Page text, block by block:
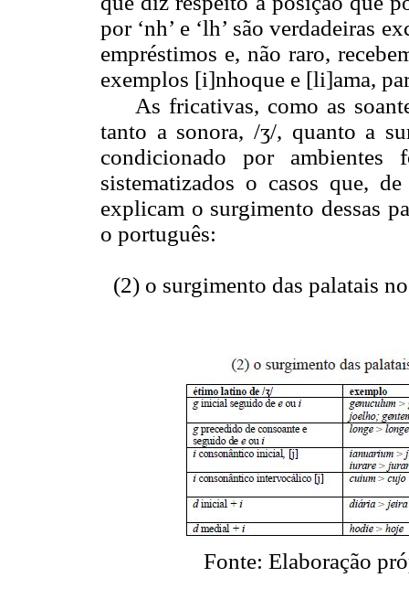
por ‘nh’ e ‘lh’ são verdadeiras
empréstimos e, não raro,
exemplos [i]nhoque e [li]ama,
As fricativas, como as
tanto a sonora, /ʒ/, quanto a
condicionado por
sistematizados o casos que,
explicam o surgimento dessas
o português:
(2) o surgimento das palatais
Fonte: Elaboração